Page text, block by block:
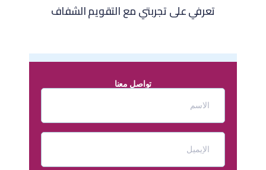
تعرفي على تجربتي مع التقويم الشفاف​
تواصل معنا